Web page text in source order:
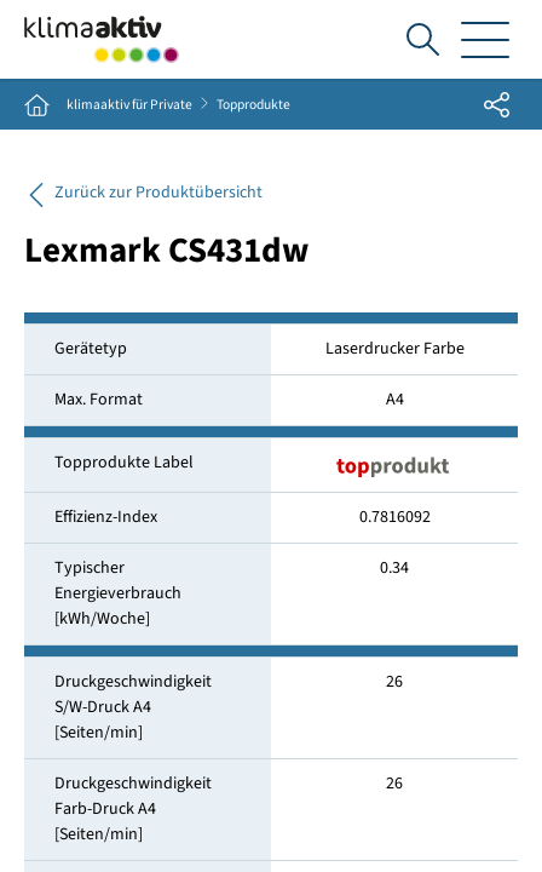
Ich
suche...
Home klimaaktiv für Private Topprodukte Share
Zurück zur Produktübersicht
Lexmark CS431dw
Gerätetyp Laserdrucker Farbe
Max. Format A4
Topprodukte Label
Effizienz-Index 0.7816092
Typischer
Energieverbrauch
[kWh/Woche]
0.34
Druckgeschwindigkeit
S/W-Druck A4
[Seiten/min]
26
Druckgeschwindigkeit
Farb-Druck A4
[Seiten/min]
26